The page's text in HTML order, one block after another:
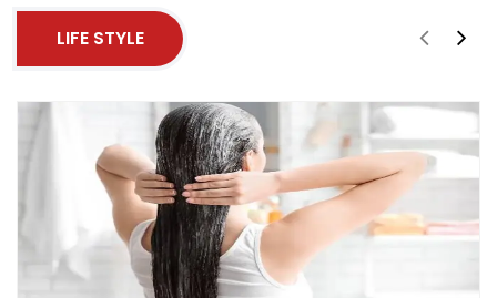
LIFE STYLE